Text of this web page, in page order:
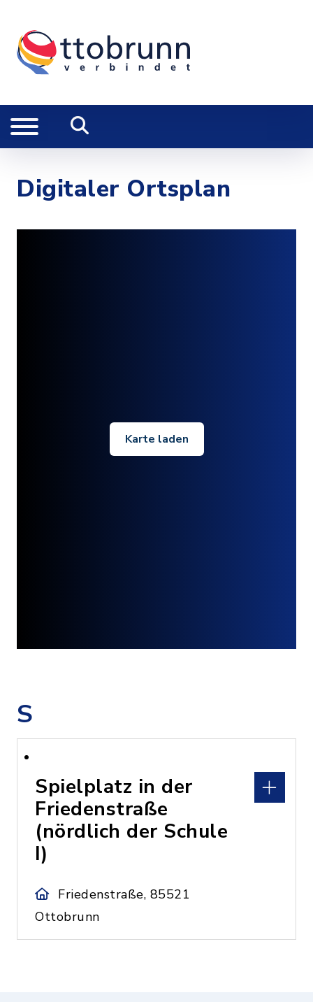
Digitaler Ortsplan
Karte laden
S
Spielplatz in der
Friedenstraße
(nördlich der Schule
I)
Friedenstraße, 85521
Ottobrunn